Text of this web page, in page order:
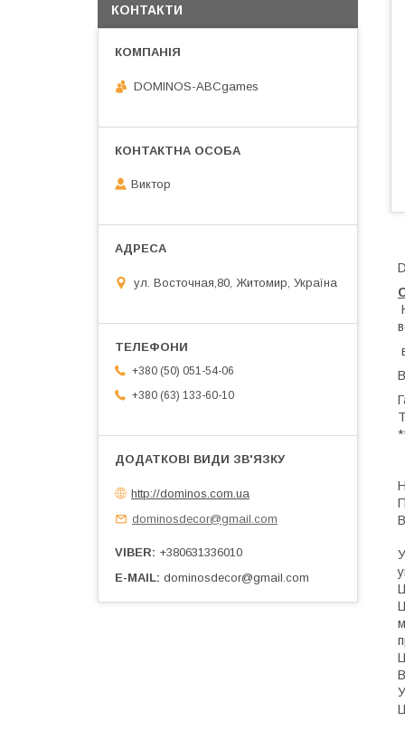
КОНТАКТИ
DOMINOS-ABCgames
Виктор
ул. Восточная,80, Житомир, Україна
+380 (50) 051-54-06
+380 (63) 133-60-10
http://dominos.com.ua
dominosdecor@gmail.com
VIBER
+380631336010
E-MAIL dominosdecor@gmail.com